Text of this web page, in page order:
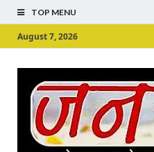
TOP MENU
August 7, 2026